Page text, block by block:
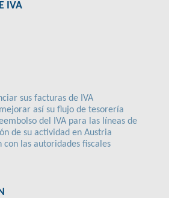
IVA
sus facturas de IVA
así su flujo de tesorería
del IVA para las líneas de
de su actividad en Austria
con las autoridades fiscales